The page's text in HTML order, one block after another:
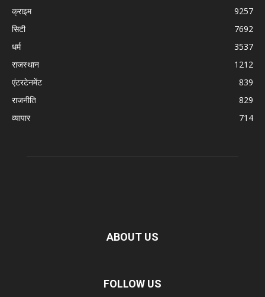
क्राइम
9257
सिटी
7692
धर्म
3537
राजस्थान
1212
एंटरटेनमेंट
839
राजनीति
829
व्यापार
714
ABOUT US
FOLLOW US